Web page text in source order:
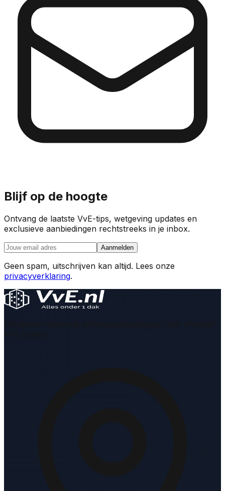
Blijf op de hoogte
Ontvang de laatste VvE-tips, wetgeving updates en
exclusieve aanbiedingen rechtstreeks in je inbox.
Aanmelden
Geen spam, uitschrijven kan altijd. Lees onze
privacyverklaring.